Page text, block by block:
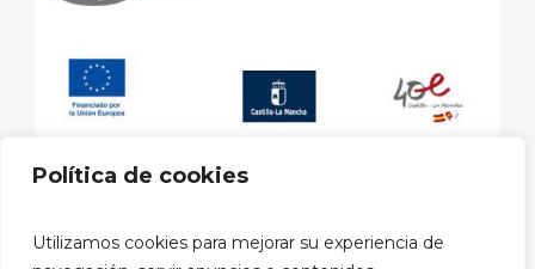
Política de cookies
Utilizamos cookies para mejorar su experiencia de
Política privacidad RRSS